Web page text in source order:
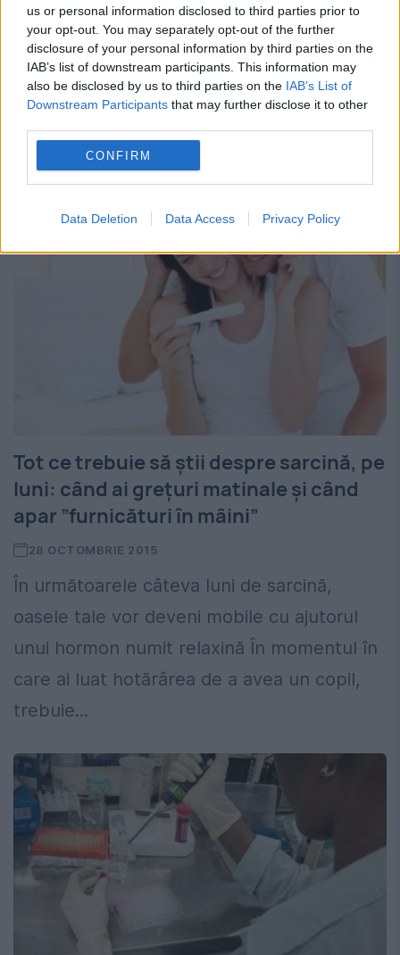
us or personal information disclosed to third parties prior to
your opt-out. You may separately opt-out of the further
disclosure of your personal information by third parties on the
IAB’s list of downstream participants. This information may
also be disclosed by us to third parties on the IAB’s List of
Downstream Participants that may further disclose it to other
CONFIRM
Data Deletion Data Access Privacy Policy
18 SEPTEMBRIE 2017
O româncă stabilită în provincia Udine, din
nordul Italiei, a refuzat după nașterea
bebelușului său să i se taie cordonul
ombilical. O astfel de practică a fost
utilizată pentru prina...
Tot ce trebuie să știi despre sarcină, pe
luni: când ai grețuri matinale și când
apar ”furnicături în mâini”
28 OCTOMBRIE 2015
În următoarele câteva luni de sarcină,
oasele tale vor deveni mobile cu ajutorul
unui hormon numit relaxină În momentul în
care ai luat hotărârea de a avea un copil,
trebuie...